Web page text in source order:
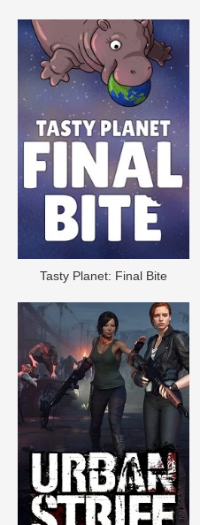
Tasty Planet: Final Bite